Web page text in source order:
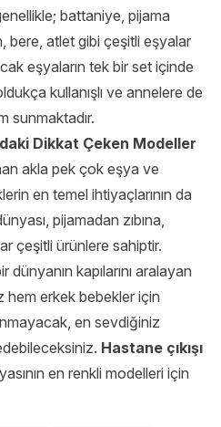
battaniye, pijama
bere, atlet gibi çeşitli eşyalar
eşyaların tek bir set içinde
kullanışlı ve annelere de
sunmaktadır.
Dikkat Çeken Modeller
akla pek çok eşya ve
en temel ihtiyaçlarının da
pijamadan zıbına,
çeşitli ürünlere sahiptir.
dünyanın kapılarını aralayan
hem erkek bebekler için
en sevdiğiniz
Hastane çıkışı
en renkli modelleri için